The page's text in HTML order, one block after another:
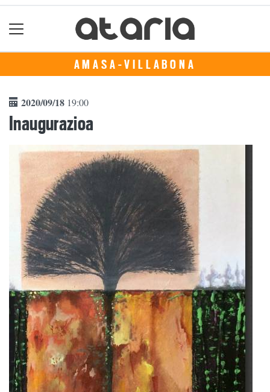
AMASA-VILLABONA
2020/09/18 19:00
Inaugurazioa